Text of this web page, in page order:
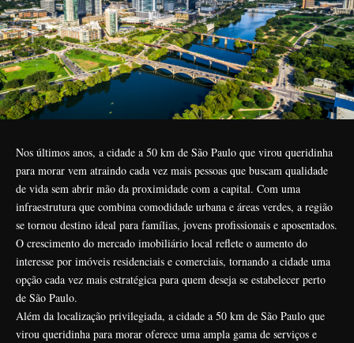
Nos últimos anos, a cidade a 50 km de São Paulo que virou queridinha
para morar vem atraindo cada vez mais pessoas que buscam qualidade
de vida sem abrir mão da proximidade com a capital. Com uma
infraestrutura que combina comodidade urbana e áreas verdes, a região
se tornou destino ideal para famílias, jovens profissionais e aposentados.
O crescimento do mercado imobiliário local reflete o aumento do
interesse por imóveis residenciais e comerciais, tornando a cidade uma
opção cada vez mais estratégica para quem deseja se estabelecer perto
de São Paulo.
Além da localização privilegiada, a cidade a 50 km de São Paulo que
virou queridinha para morar oferece uma ampla gama de serviços e